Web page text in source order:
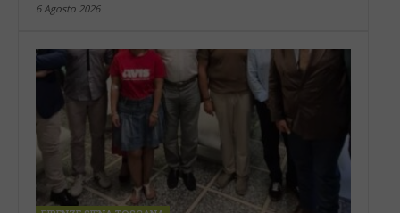
6 Agosto 2026